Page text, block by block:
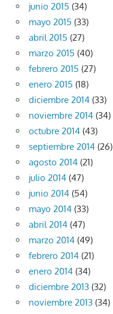
junio 2015 (34)
mayo 2015 (33)
abril 2015 (27)
marzo 2015 (40)
febrero 2015 (27)
enero 2015 (18)
diciembre 2014 (33)
noviembre 2014 (34)
octubre 2014 (43)
septiembre 2014 (26)
agosto 2014 (21)
julio 2014 (47)
junio 2014 (54)
mayo 2014 (33)
abril 2014 (47)
marzo 2014 (49)
febrero 2014 (21)
enero 2014 (34)
diciembre 2013 (32)
noviembre 2013 (34)